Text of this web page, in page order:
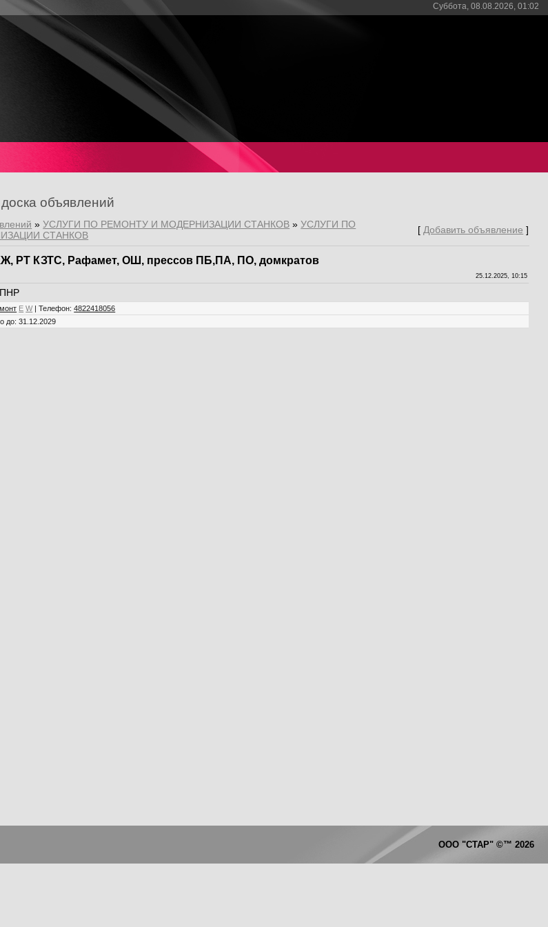
Суббота, 08.08.2026, 01:02
объявлений
»УСЛУГИ ПО РЕМОНТУ И МОДЕРНИЗАЦИИ СТАНКОВ »УСЛУГИ ПО
СТАНКОВ
[ Добавить объявление ]
РТ КЗТС, Рафамет, ОШ, прессов ПБ,ПА, ПО, домкратов
25.12.2025, 10:15
ПНР
E W|Телефон:4822418056
до: 31.12.2029
ООО "СТАР" ©™ 2026